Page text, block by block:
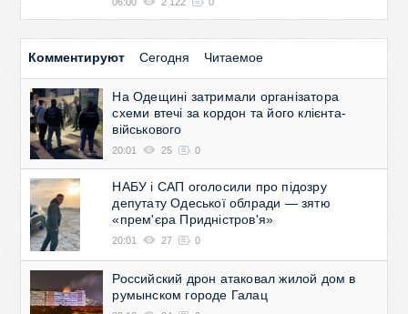
Комментируют Сегодня Читаемое
На Одещині затримали організатора
схеми втечі за кордон та його клієнта-
військового
20:01 25 0
НАБУ і САП оголосили про підозру
депутату Одеської облради — зятю
«прем'єра Придністров'я»
20:01 27 0
Российский дрон атаковал жилой дом в
румынском городе Галац